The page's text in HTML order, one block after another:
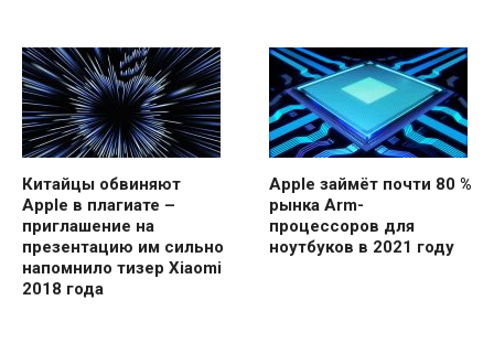
Китайцы обвиняют
Apple в плагиате –
приглашение на
презентацию им сильно
напомнило тизер Xiaomi
2018 года
Apple займёт почти 80 %
рынка Arm-
процессоров для
ноутбуков в 2021 году